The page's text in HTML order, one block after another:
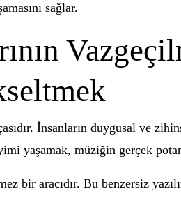
sağlar.
İnsanların duygusal ve
yaşamak, müziğin gerçek
bir aracıdır. Bu benzersiz